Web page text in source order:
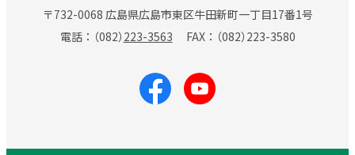
〒732-0068 広島県広島市東区牛田新町一丁目17番1号
電話 （082）223-3563 FAX （082）223-3580